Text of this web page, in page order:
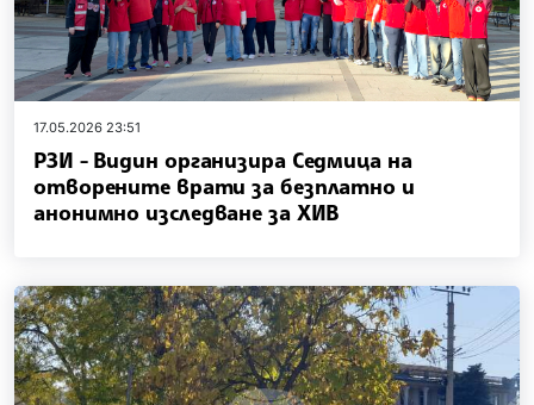
17.05.2026 23:51
РЗИ - Видин организира Седмица на
отворените врати за безплатно и
анонимно изследване за ХИВ